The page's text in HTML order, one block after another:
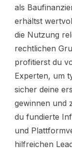
als
erhältst
die Nutzung
rechtlichen
profitierst du
Experten, um
sicher deine
gewinnen und
du fundierte
und
hilfreichen